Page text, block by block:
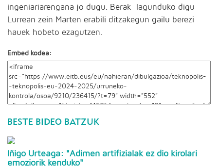
ingeniariarengana jo dugu. Berak lagunduko digu
Lurrean zein Marten erabili ditzakegun gailu berezi
hauek hobeto ezagutzen.
Embed kodea:
BESTE BIDEO BATZUK
Iñigo Urteaga: "Adimen artifizialak ez dio kirolari
emoziorik kenduko"